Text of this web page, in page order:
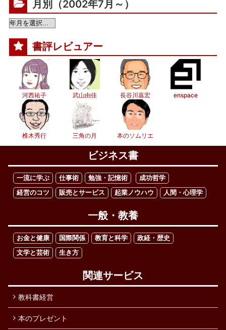
月別（2002年7月～）
書評レビュアー
河西祐子 武山由佳 長谷川嘉宏 enspace
椎木秀行 三角の月 本のソムリエ
ビジネス書
一流に学ぶ 仕事術 勉強・記憶術
成功哲学
経営のコツ
販売とサービス 起業ノウハウ 人間・心理学
一般・教養
お金と健康 国際関係 教育と科学
政経・歴史
文学と芸術
生き方
関連サービス
教科書経営
本のプレゼント